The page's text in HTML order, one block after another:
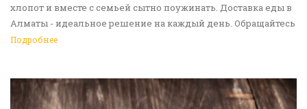
хлопот и вместе с семьей сытно поужинать. Доставка еды в
Алматы - идеальное решение на каждый день. Обращайтесь
к нам!
Подробнее